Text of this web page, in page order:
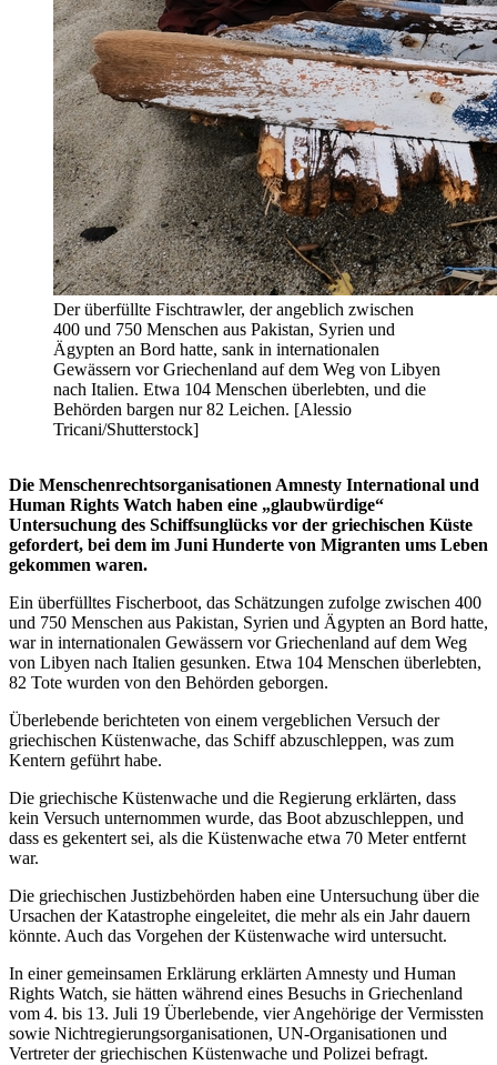
Der überfüllte Fischtrawler, der angeblich zwischen
400 und 750 Menschen aus Pakistan, Syrien und
Ägypten an Bord hatte, sank in internationalen
Gewässern vor Griechenland auf dem Weg von Libyen
nach Italien. Etwa 104 Menschen überlebten, und die
Behörden bargen nur 82 Leichen. [Alessio
Tricani/Shutterstock]
Die Menschenrechtsorganisationen Amnesty International und
Human Rights Watch haben eine „glaubwürdige“
Untersuchung des Schiffsunglücks vor der griechischen Küste
gefordert, bei dem im Juni Hunderte von Migranten ums Leben
gekommen waren.
Ein überfülltes Fischerboot, das Schätzungen zufolge zwischen 400
und 750 Menschen aus Pakistan, Syrien und Ägypten an Bord hatte,
war in internationalen Gewässern vor Griechenland auf dem Weg
von Libyen nach Italien gesunken. Etwa 104 Menschen überlebten,
82 Tote wurden von den Behörden geborgen.
Überlebende berichteten von einem vergeblichen Versuch der
griechischen Küstenwache, das Schiff abzuschleppen, was zum
Kentern geführt habe.
Die griechische Küstenwache und die Regierung erklärten, dass
kein Versuch unternommen wurde, das Boot abzuschleppen, und
dass es gekentert sei, als die Küstenwache etwa 70 Meter entfernt
war.
Die griechischen Justizbehörden haben eine Untersuchung über die
Ursachen der Katastrophe eingeleitet, die mehr als ein Jahr dauern
könnte. Auch das Vorgehen der Küstenwache wird untersucht.
In einer gemeinsamen Erklärung erklärten Amnesty und Human
Rights Watch, sie hätten während eines Besuchs in Griechenland
vom 4. bis 13. Juli 19 Überlebende, vier Angehörige der Vermissten
sowie Nichtregierungsorganisationen, UN-Organisationen und
Vertreter der griechischen Küstenwache und Polizei befragt.